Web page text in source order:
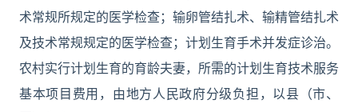
术常规所规定的医学检查；输卵管结扎术、输精管结扎术
及技术常规规定的医学检查；计划生育手术并发症诊治。
农村实行计划生育的育龄夫妻，所需的计划生育技术服务
基本项目费用，由地方人民政府分级负担，以县（市、